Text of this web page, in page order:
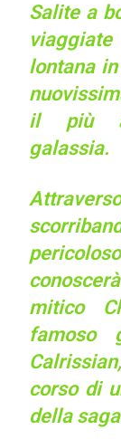
Salite a
lontana
il più
galassia.
mitico
famoso
corso di
della